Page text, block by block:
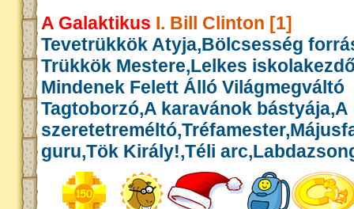
A Galaktikus I. Bill Clinton [1]
Tevetrükkök Atyja,Bölcsesség
Trükkök Mestere,Lelkes
Mindenek Felett Álló Világmegváltó
Tagtoborzó,A karavánok bástyája,A
guru,Tök Király!,Téli